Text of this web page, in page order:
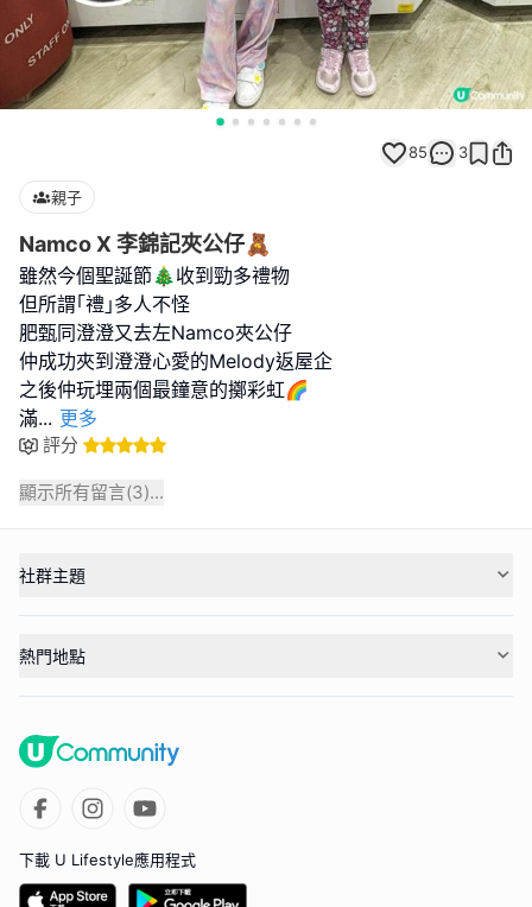
85 3
親子
Namco X 李錦記夾公仔🧸
雖然今個聖誕節🎄收到勁多禮物
但所謂｢禮｣多人不怪
肥甄同澄澄又去左Namco夾公仔
仲成功夾到澄澄心愛的Melody返屋企
之後仲玩埋兩個最鐘意的擲彩虹🌈
滿... 更多
評分
顯示所有留言(3)...
社群主題
熱門地點
下載 U Lifestyle應用程式